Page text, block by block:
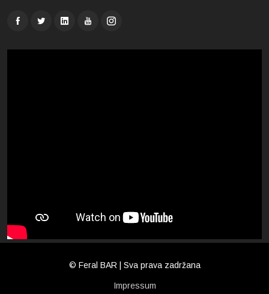
© Feral BAR | Sva prava zadržana
Impressum